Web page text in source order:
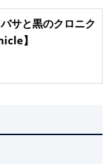
サと黒のクロニク
】